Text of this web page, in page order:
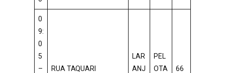
0
9:
0
5
–
RUA TAQUARI
LAR
ANJ
PEL
OTA
66